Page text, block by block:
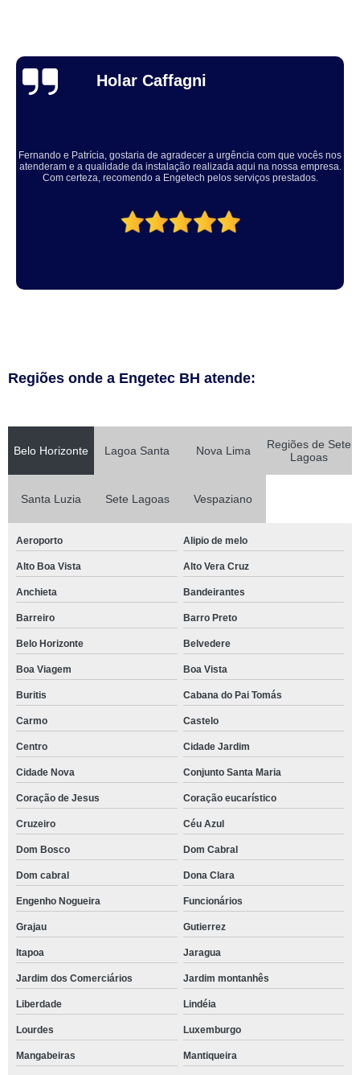
Thuane Maiara
Solucionaram o problema muito rápido, equipe educada e atenciosa. Vale
a pena, meu equipamento ficou ótimo.
Regiões onde a Engetec BH atende:
Belo Horizonte Lagoa Santa Nova Lima
Regiões de Sete
Lagoas
Santa Luzia Sete Lagoas Vespaziano
Aeroporto Alipio de melo
Alto Boa Vista Alto Vera Cruz
Anchieta Bandeirantes
Barreiro Barro Preto
Belo Horizonte Belvedere
Boa Viagem Boa Vista
Buritis Cabana do Pai Tomás
Carmo Castelo
Centro Cidade Jardim
Cidade Nova Conjunto Santa Maria
Coração de Jesus Coração eucarístico
Cruzeiro Céu Azul
Dom Bosco Dom Cabral
Dom cabral Dona Clara
Engenho Nogueira Funcionários
Grajau Gutierrez
Itapoa Jaragua
Jardim dos Comerciários Jardim montanhês
Liberdade Lindéia
Lourdes Luxemburgo
Mangabeiras Mantiqueira